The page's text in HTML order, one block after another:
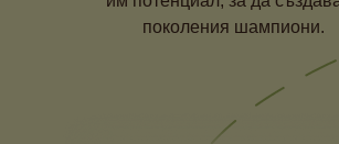
поколения шампиони.